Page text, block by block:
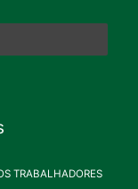
TRABALHADORES